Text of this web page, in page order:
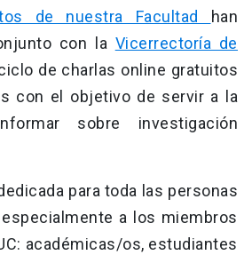
de nuestra Facultad
han
con la Vicerrectoría de
de charlas online gratuitos
con el objetivo de servir a la
sobre investigación
para toda las personas
a los miembros
académicas/os, estudiantes